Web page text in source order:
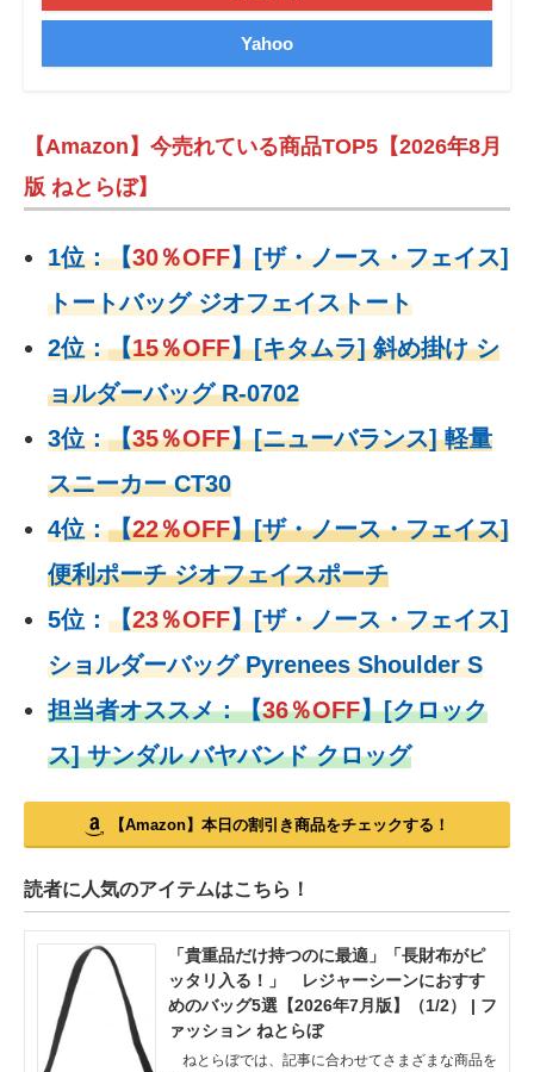
Yahoo
【Amazon】今売れている商品TOP5【2026年8月
版 ねとらぼ】
1位：【30％OFF】[ザ・ノース・フェイス]
トートバッグ ジオフェイストート
2位：【15％OFF】[キタムラ] 斜め掛け シ
ョルダーバッグ R-0702
3位：【35％OFF】[ニューバランス] 軽量
スニーカー CT30
4位：【22％OFF】[ザ・ノース・フェイス]
便利ポーチ ジオフェイスポーチ
5位： 【23％OFF】[ザ・ノース・フェイス]
ショルダーバッグ Pyrenees Shoulder S
担当者オススメ：【36％OFF】[クロック
ス] サンダル バヤバンド クロッグ
【Amazon】本日の割引き商品をチェックする！
読者に人気のアイテムはこちら！
「貴重品だけ持つのに最適」「長財布がピ
ッタリ入る！」 レジャーシーンにおすす
めのバッグ5選【2026年7月版】（1/2） | フ
ァッション ねとらぼ
ねとらぼでは、記事に合わせてさまざまな商品を